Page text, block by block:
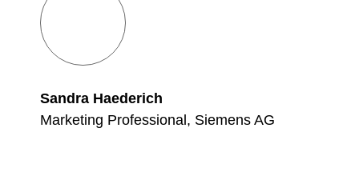
Sandra Haederich
Marketing Professional, Siemens AG